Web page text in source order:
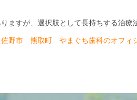
ますが、選択肢として長持ちする治
市 熊取町 やまぐち歯科のオフィシ